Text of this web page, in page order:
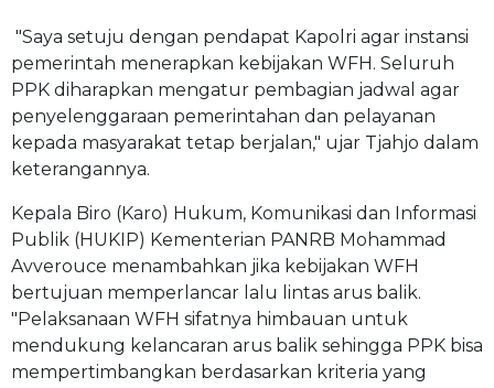
"Saya setuju dengan pendapat Kapolri agar instansi
pemerintah menerapkan kebijakan WFH. Seluruh
PPK diharapkan mengatur pembagian jadwal agar
penyelenggaraan pemerintahan dan pelayanan
kepada masyarakat tetap berjalan," ujar Tjahjo dalam
keterangannya.
Kepala Biro (Karo) Hukum, Komunikasi dan Informasi
Publik (HUKIP) Kementerian PANRB Mohammad
Avverouce menambahkan jika kebijakan WFH
bertujuan memperlancar lalu lintas arus balik.
"Pelaksanaan WFH sifatnya himbauan untuk
mendukung kelancaran arus balik sehingga PPK bisa
mempertimbangkan berdasarkan kriteria yang